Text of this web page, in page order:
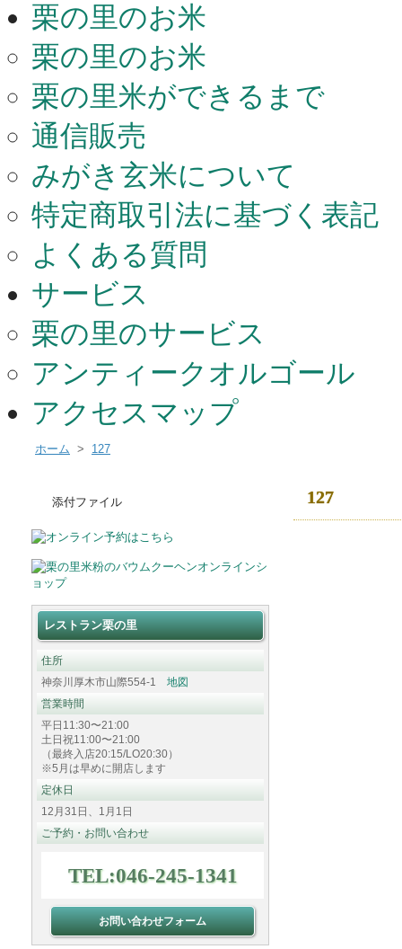
栗の里のお米
栗の里のお米
栗の里米ができるまで
通信販売
みがき玄米について
特定商取引法に基づく表記
よくある質問
サービス
栗の里のサービス
アンティークオルゴール
アクセスマップ
ホーム > 127
127
添付ファイル
レストラン栗の里
住所
神奈川厚木市山際554-1 地図
営業時間
平日11:30〜21:00
土日祝11:00〜21:00
（最終入店20:15/LO20:30）
※5月は早めに開店します
定休日
12月31日、1月1日
ご予約・お問い合わせ
TEL:046-245-1341
お問い合わせフォーム